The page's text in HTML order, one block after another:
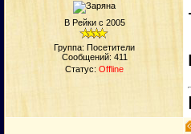
В Рейки с 2005
Группа: Посетители
Сообщений: 411
Статус: Offline